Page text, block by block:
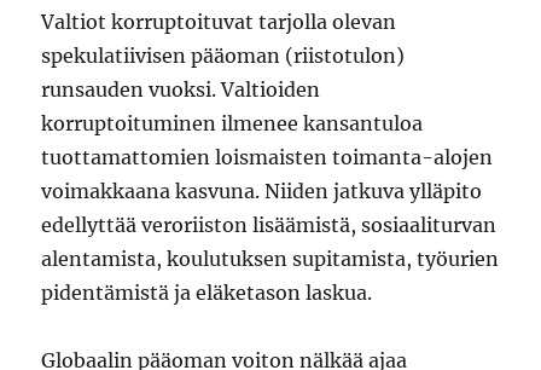
Valtiot korruptoituvat tarjolla olevan
spekulatiivisen pääoman (riistotulon)
runsauden vuoksi. Valtioiden
korruptoituminen ilmenee kansantuloa
tuottamattomien loismaisten toimanta-alojen
voimakkaana kasvuna. Niiden jatkuva ylläpito
edellyttää veroriiston lisäämistä, sosiaaliturvan
alentamista, koulutuksen supitamista, työurien
pidentämistä ja eläketason laskua.
Globaalin pääoman voiton nälkää ajaa